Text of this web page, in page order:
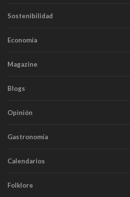
Sostenibilidad
Economía
Magazine
Blogs
Opinión
Gastronomía
Calendarios
Folklore